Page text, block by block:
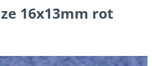
16x13mm rot